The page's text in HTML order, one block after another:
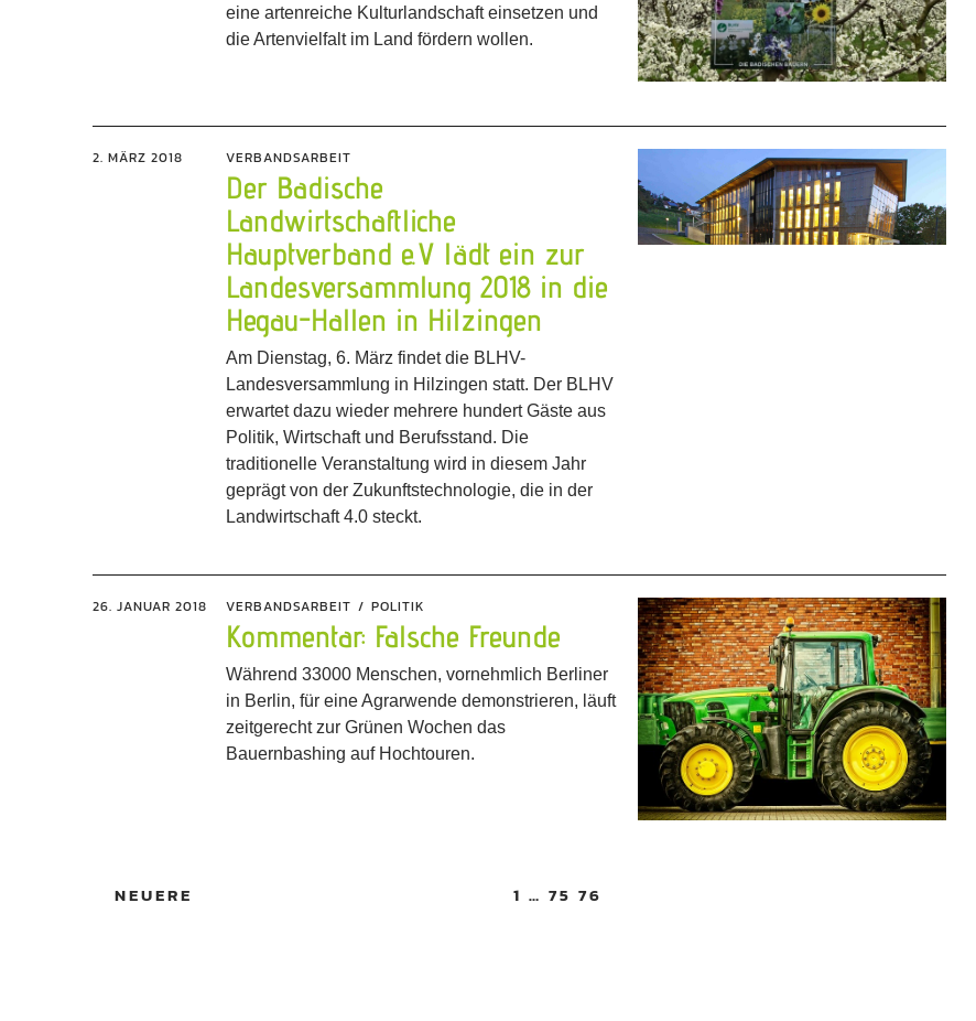
eine artenreiche Kulturlandschaft einsetzen und
die Artenvielfalt im Land fördern wollen.
2. MÄRZ 2018 VERBANDSARBEIT
Der Badische
Landwirtschaftliche
Hauptverband e.V lädt ein zur
Landesversammlung 2018 in die
Hegau-Hallen in Hilzingen
Am Dienstag, 6. März findet die BLHV-
Landesversammlung in Hilzingen statt. Der BLHV
erwartet dazu wieder mehrere hundert Gäste aus
Politik, Wirtschaft und Berufsstand. Die
traditionelle Veranstaltung wird in diesem Jahr
geprägt von der Zukunftstechnologie, die in der
Landwirtschaft 4.0 steckt.
26. JANUAR 2018 VERBANDSARBEIT POLITIK
Kommentar: Falsche Freunde
Während 33000 Menschen, vornehmlich Berliner
in Berlin, für eine Agrarwende demonstrieren, läuft
zeitgerecht zur Grünen Wochen das
Bauernbashing auf Hochtouren.
NEUERE 1 … 75 76